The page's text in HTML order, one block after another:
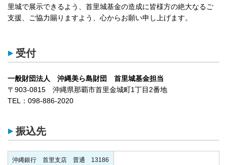
里城で展示できるよう、首里城基金の造成に皆様方の絶大なるご
支援、ご協力賜りますよう、心からお願い申し上げます。
受付
一般財団法人 沖縄美ら島財団 首里城基金担当
〒903-0815 沖縄県那覇市首里金城町1丁目2番地
TEL：098-886-2020
振込先
沖縄銀行 首里支店 普通 13186